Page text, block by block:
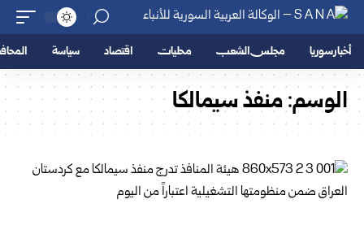
أخبار سوريا مجلس الشعب محليات اقتصاد سياسة
الوسم:منفذ سيمالكا